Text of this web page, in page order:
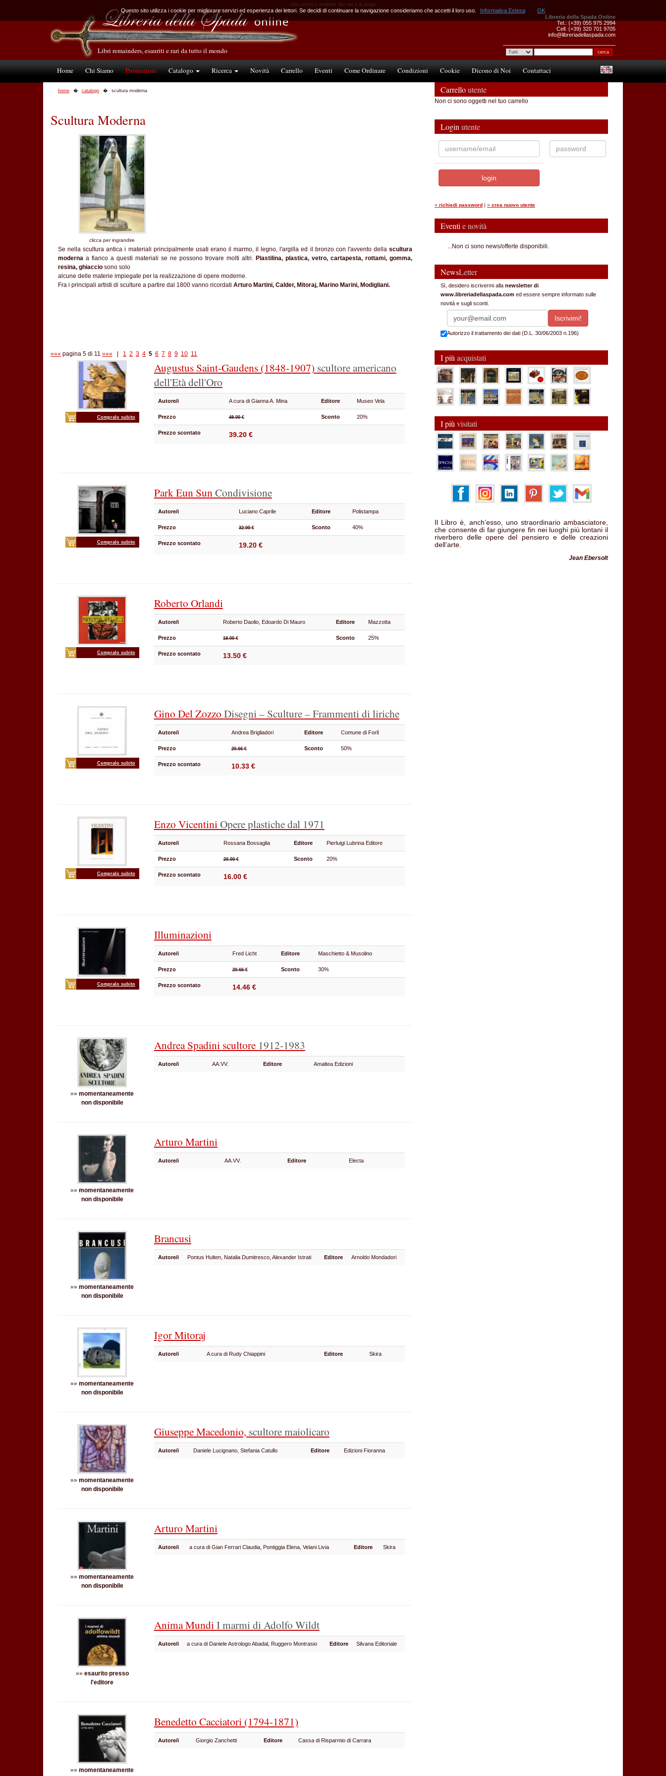
Libri antichi e moderni, libri rari e di pregio
Libreria della Spada Online
Tel.: (+39) 055 975 2994
Cell. (+39) 320 701 9705
info@libreriadellaspada.com
Libri remainders, esauriti e rari da tutto il mondo
Home Chi Siamo Promozioni Catalogo Ricerca Novità Carrello Eventi Come Ordinare Condizioni Cookie Dicono di Noi Contattaci
home catalogo scultura moderna
Scultura Moderna
clicca per ingrandire
Se nella scultura antica i materiali principalmente usati erano il marmo, il legno, l'argilla ed il bronzo con l'avvento della scultura
moderna a fianco a questi materiali se ne possono trovare molti altri. Plastilina, plastica, vetro, cartapesta, rottami, gomma,
resina, ghiaccio sono solo
alcune delle materie impiegate per la realizzazione di opere moderne.
Fra i principali artisti di sculture a partire dal 1800 vanno ricordati Arturo Martini, Calder, Mitoraj, Marino Marini, Modigliani.
««« pagina 5 di 11 »»» 1 2 3 4 5 6 7 8 9 10 11
Compralo subito
Augustus Saint-Gaudens (1848-1907) scultore americano
dell'Età dell'Oro
Autore/i A cura di Gianna A. Mina Editore Museo Vela
Prezzo 49.00 € Sconto 20%
Prezzo scontato 39.20 €
Compralo subito
Park Eun SunCondivisione
Autore/i Luciano Caprile Editore Polistampa
Prezzo 32.00 € Sconto 40%
Prezzo scontato 19.20 €
Compralo subito
Roberto Orlandi
Autore/i Roberto Daolio, Edoardo Di Mauro Editore Mazzotta
Prezzo 18.00 € Sconto 25%
Prezzo scontato 13.50 €
Compralo subito
Gino Del Zozzo Disegni – Sculture – Frammenti di liriche
Autore/i Andrea Brigliadori Editore Comune di Forlì
Prezzo 20.66 € Sconto 50%
Prezzo scontato 10.33 €
Compralo subito
Enzo VicentiniOpere plastiche dal 1971
Autore/i Rossana Bossaglia Editore Pierluigi Lubrina Editore
Prezzo 20.00 € Sconto 20%
Prezzo scontato 16.00 €
Compralo subito
Illuminazioni
Autore/i Fred Licht Editore Maschietto & Musolino
Prezzo 20.66 € Sconto 30%
Prezzo scontato 14.46 €
»»momentaneamente
non disponibile
Andrea Spadini scultore 1912-1983
Autore/i AA.VV. Editore Amaltea Edizioni
»»momentaneamente
non disponibile
Arturo Martini
Autore/i AA.VV. Editore Electa
»»momentaneamente
non disponibile
Brancusi
Autore/i Pontus Hulten, Natalia Dumitresco, Alexander Istrati Editore Arnoldo Mondadori
»»momentaneamente
non disponibile
Igor Mitoraj
Autore/i A cura di Rudy Chiappini Editore Skira
»»momentaneamente
non disponibile
Giuseppe Macedonio, scultore maiolicaro
Autore/i Daniele Lucignano, Stefania Catullo Editore Edizioni Fioranna
»»momentaneamente
non disponibile
Arturo Martini
Autore/i a cura di Gian Ferrari Claudia, Pontiggia Elena, Velani Livia Editore Skira
»» esaurito presso
l'editore
Anima MundiI marmi di Adolfo Wildt
Autore/i a cura di Daniele Astrologo Abadal, Ruggero Montrasio Editore Silvana Editoriale
»»momentaneamente
Benedetto Cacciatori (1794-1871)
Autore/i Giorgio Zanchetti Editore Cassa di Risparmio di Carrara
Carrelloutente
Non ci sono oggetti nel tuo carrello
Login utente
» richiedi password | » crea nuovo utente
Eventi e novità
...Non ci sono news/offerte disponibili.
NewsLetter
Sì, desidero iscrivermi alla newsletter di
www.libreriadellaspada.com ed essere sempre informato sulle
novità e sugli sconti.
Autorizzo il trattamento dei dati (D.L. 30/06/2003 n.196)
I più acquistati
I più visitati
Il Libro è, anch’esso, uno straordinario ambasciatore,
che consente di far giungere fin nei luoghi più lontani il
riverbero delle opere del pensiero e delle creazioni
dell’arte.
Jean Ebersolt
Questo sito utilizza i cookie per migliorare servizi ed esperienza dei lettori. Se decidi di continuare la navigazione consideriamo che accetti il loro uso. Informativa Estesa OK